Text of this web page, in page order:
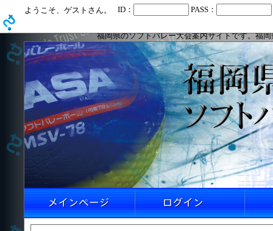
ようこそ、ゲストさん。 ID： PASS：
福岡県のソフトバレー大会案内サイトです。福